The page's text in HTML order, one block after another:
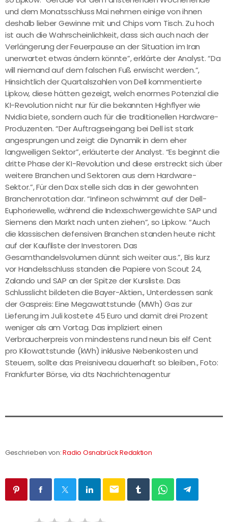
und dem Monatsschluss Mai nehmen einige von ihnen
deshalb lieber Gewinne mit und Chips vom Tisch. Zu hoch
ist auch die Wahrscheinlichkeit, dass sich auch nach der
Verlängerung der Feuerpause an der Situation im Iran
unerwartet etwas ändern könnte”, erklärte der Analyst. “Da
will niemand auf dem falschen Fuß erwischt werden.”,
Hinsichtlich der Quartalszahlen von Dell kommentierte
Lipkow, diese hätten gezeigt, welch enormes Potenzial die
KI-Revolution nicht nur für die bekannten Highflyer wie
Nvidia biete, sondern auch für die traditionellen Hardware-
Produzenten. “Der Auftragseingang bei Dell ist stark
angesprungen und zeigt die Dynamik in dem eher
langweiligen Sektor”, erläuterte der Analyst. “Es beginnt die
dritte Phase der KI-Revolution und diese erstreckt sich über
weitere Branchen und Sektoren aus dem Hardware-
Sektor.”, Für den Dax stelle sich das in der gewohnten
Branchenrotation dar. “Infineon schwimmt auf der Dell-
Euphoriewelle, während die Indexschwergewichte SAP und
Siemens den Markt nach unten ziehen”, so Lipkow. “Auch
die klassischen defensiven Branchen standen heute nicht
auf der Kaufliste der Investoren. Das
Gesamthandelsvolumen dünnt sich weiter aus.”, Bis kurz
vor Handelsschluss standen die Papiere von Scout 24,
Zalando und SAP an der Spitze der Kursliste. Das
Schlusslicht bildeten die Bayer-Aktien., Unterdessen sank
der Gaspreis: Eine Megawattstunde (MWh) Gas zur
Lieferung im Juli kostete 45 Euro und damit drei Prozent
weniger als am Vortag. Das impliziert einen
Verbraucherpreis von mindestens rund neun bis elf Cent
pro Kilowattstunde (kWh) inklusive Nebenkosten und
Steuern, sollte das Preisniveau dauerhaft so bleiben., Foto:
Frankfurter Börse, via dts Nachrichtenagentur
Geschrieben von:Radio Osnabrück Redaktion
email